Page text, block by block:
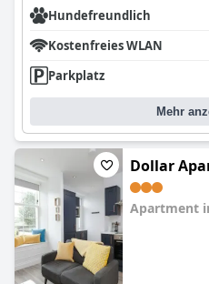
Hundefreundlich
Kostenfreies WLAN
Parkplatz
Mehr
Dollar
Apartment